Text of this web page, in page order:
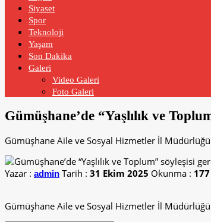
Siyaset
Spor
Teknoloji
Yaşam
Son Dakika
Galeri
Video Galeri
Foto Galeri
Gümüşhane’de “Yaşlılık ve
Gümüşhane Aile ve Sosyal Hizmetler İl
Yazar : admin Tarih : 31 Ekim 2025 Okunma :
Gümüşhane Aile ve Sosyal Hizmetler İl